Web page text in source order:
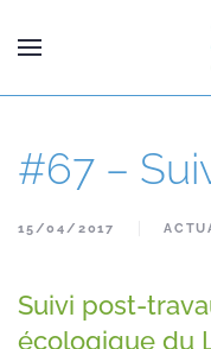
#67 –
15/04/2017
Suivi post-
écologique du